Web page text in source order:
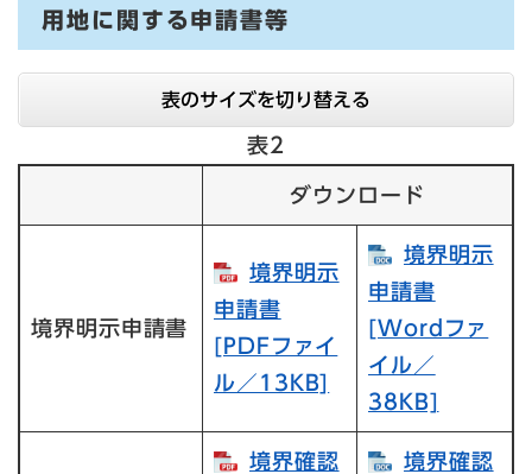
用地に関する申請書等
表のサイズを切り替える
表2
ダウンロード
境界明示申請書
境界明示
申請書​
[PDFファイ
ル／13KB]
境界明示
申請書​
[Wordファ
イル／
38KB]
境界確認
境界確認